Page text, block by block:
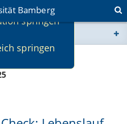
springen
springen
Bamberg